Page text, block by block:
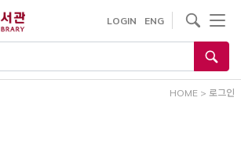
LOGIN ENG
HOME > 로그인